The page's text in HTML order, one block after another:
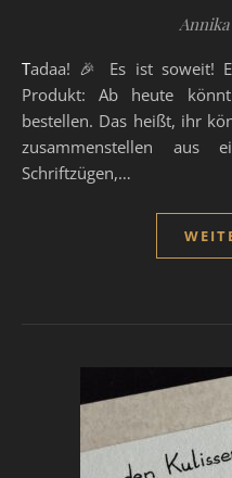
Tadaa! 🎉 Es ist soweit! Es gibt ein neues aufregendes
Produkt: Ab heute
bestellen. Das heißt, ihr
zusammenstellen aus
Schriftzügen,…